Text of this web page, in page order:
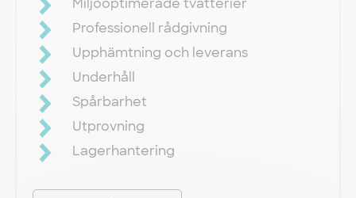
Professionell rådgivning
Upphämtning och leverans
Underhåll
Spårbarhet
Utprovning
Lagerhantering